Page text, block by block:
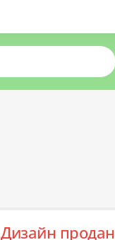
Дизайн продан